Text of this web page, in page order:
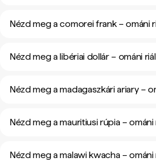
Nézd meg a comorei frank – ománi
Nézd meg a libériai dollár – ománi
Nézd meg a madagaszkári ariary –
Nézd meg a mauritiusi rúpia –
Nézd meg a malawi kwacha –